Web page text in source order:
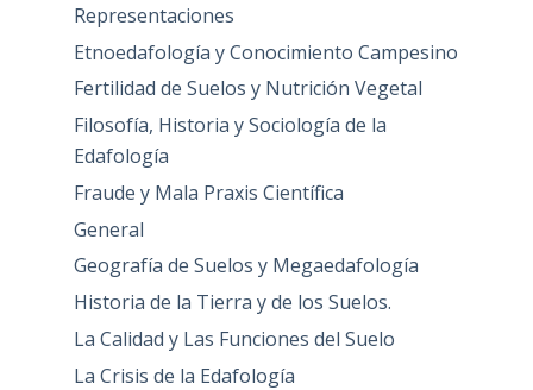
Representaciones
Etnoedafología y Conocimiento Campesino
Fertilidad de Suelos y Nutrición Vegetal
Filosofía, Historia y Sociología de la
Edafología
Fraude y Mala Praxis Científica
General
Geografía de Suelos y Megaedafología
Historia de la Tierra y de los Suelos.
La Calidad y Las Funciones del Suelo
La Crisis de la Edafología